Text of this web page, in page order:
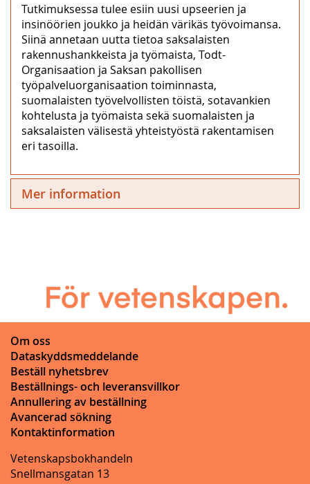
Tutkimuksessa tulee esiin uusi upseerien ja
insinöörien joukko ja heidän värikäs työvoimansa.
Siinä annetaan uutta tietoa saksalaisten
rakennushankkeista ja työmaista, Todt-
Organisaation ja Saksan pakollisen
työpalveluorganisaation toiminnasta,
suomalaisten työvelvollisten töistä, sotavankien
kohtelusta ja työmaista sekä suomalaisten ja
saksalaisten välisestä yhteistyöstä rakentamisen
eri tasoilla.
Mer information
Om oss
Dataskyddsmeddelande
Beställ nyhetsbrev
Beställnings- och leveransvillkor
Annullering av beställning
Avancerad sökning
Kontaktinformation
Vetenskapsbokhandeln
Snellmansgatan 13